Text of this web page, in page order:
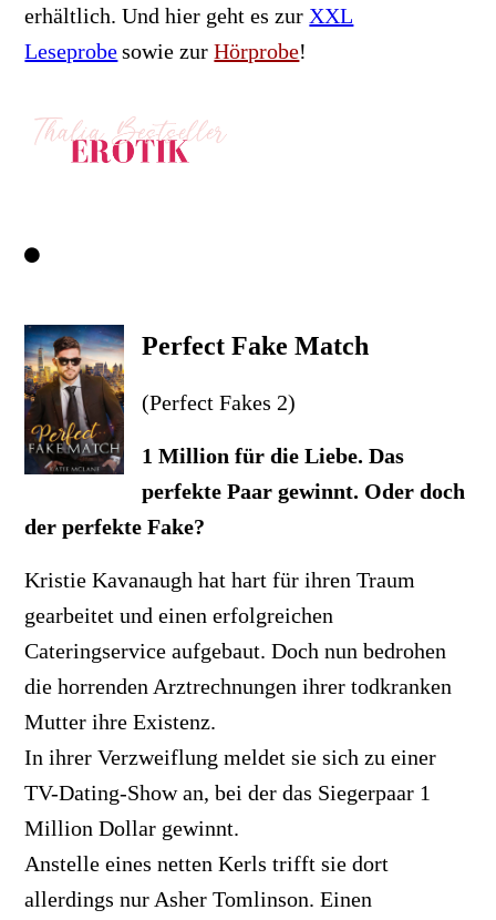
erhältlich.Und hier geht es zur XXL
Leseprobe sowie zurHörprobe!
Perfect Fake Match
(Perfect Fakes 2)
1 Million für die Liebe. Das
perfekte Paar gewinnt. Oder doch
der perfekte Fake?
Kristie Kavanaugh hat hart für ihren Traum
gearbeitet und einen erfolgreichen
Cateringservice aufgebaut. Doch nun bedrohen
die horrenden Arztrechnungen ihrer todkranken
Mutter ihre Existenz.
In ihrer Verzweiflung meldet sie sich zu einer
TV-Dating-Show an, bei der das Siegerpaar 1
Million Dollar gewinnt.
Anstelle eines netten Kerls trifft sie dort
allerdings nur Asher Tomlinson. Einen